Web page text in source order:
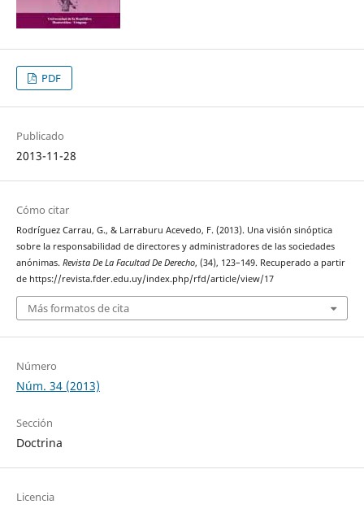
PDF
Publicado
2013-11-28
Cómo citar
Rodríguez Carrau, G., & Larraburu Acevedo, F. (2013). Una visión sinóptica
sobre la responsabilidad de directores y administradores de las sociedades
anónimas. Revista De La Facultad De Derecho, (34), 123–149. Recuperado a partir
de https://revista.fder.edu.uy/index.php/rfd/article/view/17
Más formatos de cita
Número
Núm. 34 (2013)
Sección
Doctrina
Licencia